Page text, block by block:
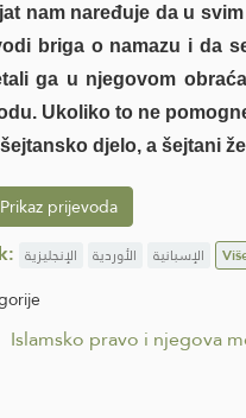
nam naređuje da u
briga o namazu i da
ga u njegovom
Ukoliko to ne
djelo, a šejtani
Prikaz prijevoda
الإنجليزية الأوردية الإسبانية
Islamsko pravo i njegova